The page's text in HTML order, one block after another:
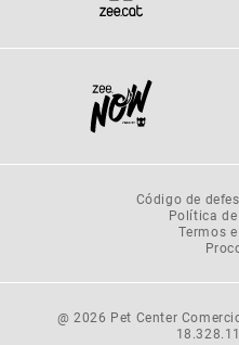
Código de
Política
Termos
@ 2026 Pet Center